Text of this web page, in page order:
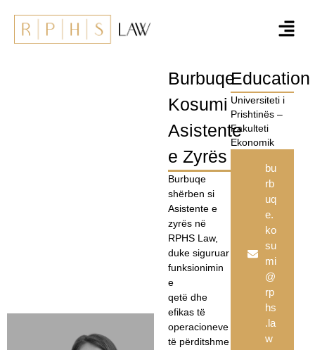
Burbuqe
Kosumi
Asistente
e Zyrës
Burbuqe
shërben si
Asistente e
zyrës në
RPHS Law,
duke siguruar
funksionimin
e
qetë dhe
efikas të
operacioneve
të përditshme
Education
Universiteti i
Prishtinës –
Fakulteti
Ekonomik
bu
rb
uq
e.
ko
su
mi
@
rp
hs
.la
w